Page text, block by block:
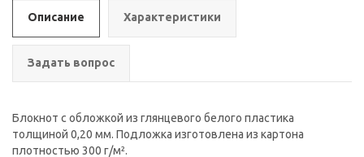
Описание Характеристики
Задать вопрос
Блокнот с обложкой из глянцевого белого пластика
толщиной 0,20 мм. Подложка изготовлена из картона
плотностью 300 г/м².